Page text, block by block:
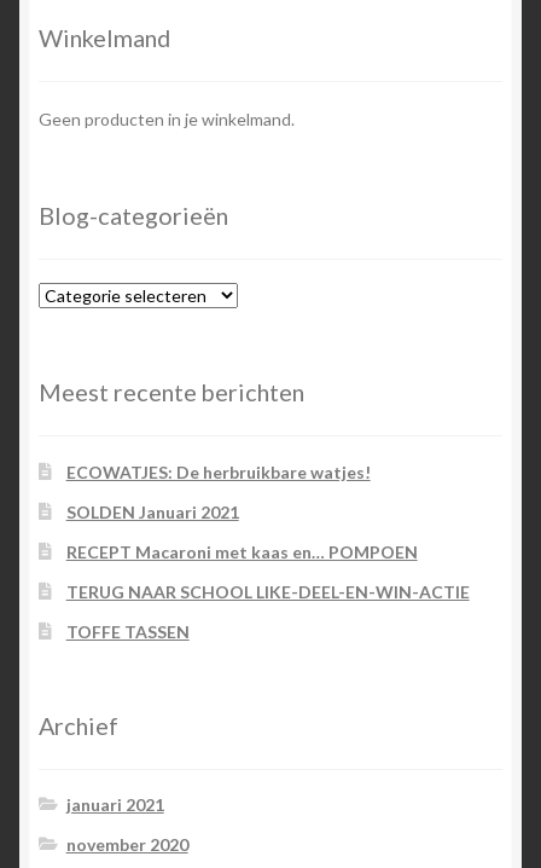
Winkelmand
Geen producten in je winkelmand.
Blog-categorieën
Blog-
Meest recente berichten
ECOWATJES: De herbruikbare watjes!
SOLDEN Januari 2021
RECEPT Macaroni met kaas en… POMPOEN
TERUG NAAR SCHOOL LIKE-DEEL-EN-WIN-ACTIE
TOFFE TASSEN
Archief
januari 2021
november 2020